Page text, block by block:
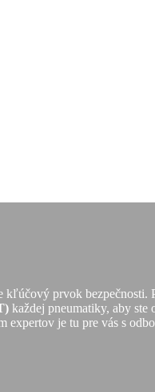
prvok bezpečnosti.
každej pneumatiky, aby ste
expertov je tu pre vás s